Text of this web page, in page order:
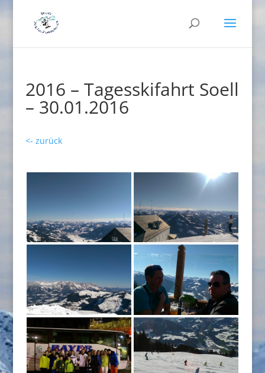
2016 – Tagesskifahrt Soell
– 30.01.2016
<- zurück